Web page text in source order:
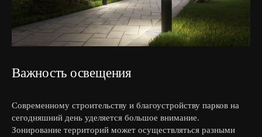
Важность освещения
Современному строительству и благоустройству парков на
сегодняшний день уделяется большое внимание.
Зонирование территорий может осуществляться разными